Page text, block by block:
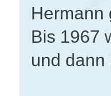
Hermann
Bis 1967
und dann